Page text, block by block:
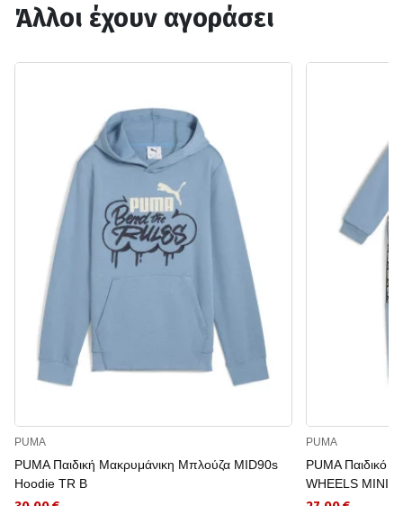
Άλλοι έχουν αγοράσει
PUMA
PUMA Παιδική Μακρυμάνικη Μπλούζα MID90s
Hoodie TR B
PUMA
PUMA Παιδικό
WHEELS